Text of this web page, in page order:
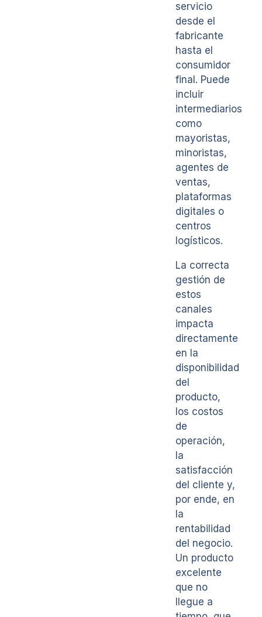
servicio
desde el
fabricante
hasta el
consumidor
final. Puede
incluir
intermediarios
como
mayoristas,
minoristas,
agentes de
ventas,
plataformas
digitales o
centros
logísticos.
La correcta
gestión de
estos
canales
impacta
directamente
en la
disponibilidad
del
producto,
los costos
de
operación,
la
satisfacción
del cliente y,
por ende, en
la
rentabilidad
del negocio.
Un producto
excelente
que no
llegue a